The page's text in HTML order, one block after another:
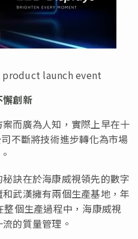
product launch event
懈創新
而廣為人知，實際上早在十
不斷將技術進步轉化為市場
訣在於海康威視領先的數字
武漢擁有兩個生產基地，年
個生產過程中，海康威視
的質量管理。